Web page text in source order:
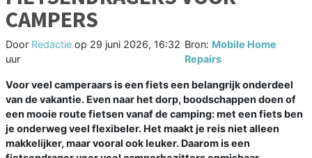
CAMPERS
Door Redactie op 29 juni 2026, 16:32
uur
Bron: Mobile Home
Repairs
Voor veel camperaars is een fiets een belangrijk onderdeel
van de vakantie. Even naar het dorp, boodschappen doen of
een mooie route fietsen vanaf de camping: met een fiets ben
je onderweg veel flexibeler. Het maakt je reis niet alleen
makkelijker, maar vooral ook leuker. Daarom is een